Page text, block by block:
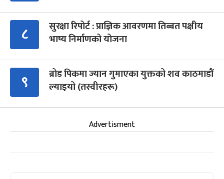
८
सुरक्षा रिपोर्ट : प्राज्ञिक आवरणमा तिब्बत पक्षीय
भाष्य निर्माणको योजना
९
ब्रोड पिकमा ज्यान गुमाएका युक्तको शव काठमाडौं
ल्याइयो (तस्वीरहरू)
Advertisment